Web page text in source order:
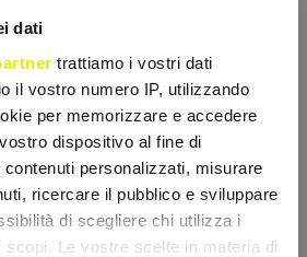
dati
trattiamo i vostri dati
il vostro numero IP, utilizzando
per memorizzare e accedere
dispositivo al fine di
contenuti personalizzati, misurare
ricercare il pubblico e sviluppare
di scegliere chi utilizza i
scopi. Le vostre scelte in materia di
sciacquare
borraccia dopo ogni utilizzo,
integratori aromatizzati.
a mano con detergenti non
l'integrità delle plastiche e